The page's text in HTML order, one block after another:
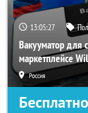
13:05:25
Вакууматор для
маркетплейсе
Россия
Бесплатно